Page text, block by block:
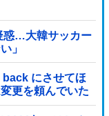
惑…大韓サッカー
」
back にさせてほ
更を頼んでいた